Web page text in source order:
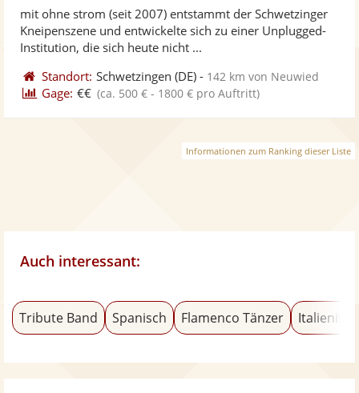
Fotos
5
Sternen
mit ohne strom (seit 2007) entstammt der Schwetzinger
Kneipenszene und entwickelte sich zu einer Unplugged-
Institution, die sich heute nicht ...
Standort: Schwetzingen (DE) - 142 km von Neuwied
Gage: €€ (ca. 500 € - 1800 € pro Auftritt)
Informationen zum Ranking dieser Liste
Auch interessant:
Tribute Band Spanisch Flamenco Tänzer